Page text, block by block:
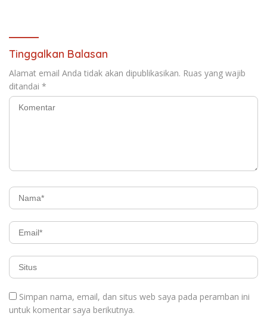
Tinggalkan Balasan
Alamat email Anda tidak akan dipublikasikan. Ruas yang wajib
ditandai *
Simpan nama, email, dan situs web saya pada peramban ini
untuk komentar saya berikutnya.